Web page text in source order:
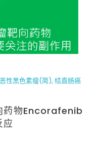
性黑色素瘤(简), 结直肠癌
药物Encorafenib